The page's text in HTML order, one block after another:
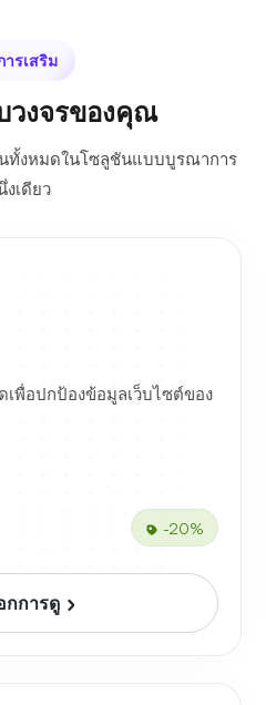
ารเสริม
วงจรของคุณ
นทั้งหมดในโซลูชันแบบบูรณาการ
งเดียว
เพื่อปกป้องข้อมูลเว็บไซต์ของ
-20%
กการดู